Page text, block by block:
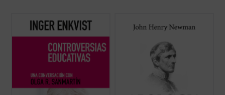
La experta educativa sueca Inger Enkvist y
la periodista Olga R. Sanmartín abordan en
terreno de la educación: la tensión entre el
modelo inclusivo y el diferenciado, ... (ver
literatura autobiográfica universal, supuso
rechazo que había causado en Inglaterra
su conversión al catolicismo. La presente ...